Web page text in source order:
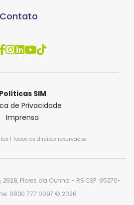
Contato
Políticas SIM
de Privacidade
Imprensa
| Todos os direitos reservados
Flores da Cunha - RS CEP: 95270-
0800 777 0097 ©‎ 2026